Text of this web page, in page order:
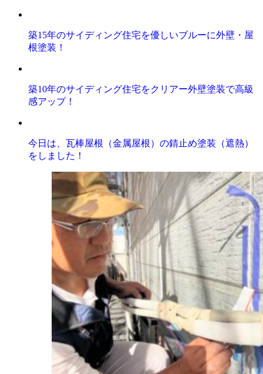
築15年のサイディング住宅を優しいブルーに外壁・屋
根塗装！
築10年のサイディング住宅をクリアー外壁塗装で高級
感アップ！
今日は、瓦棒屋根（金属屋根）の錆止め塗装（遮熱）
をしました！